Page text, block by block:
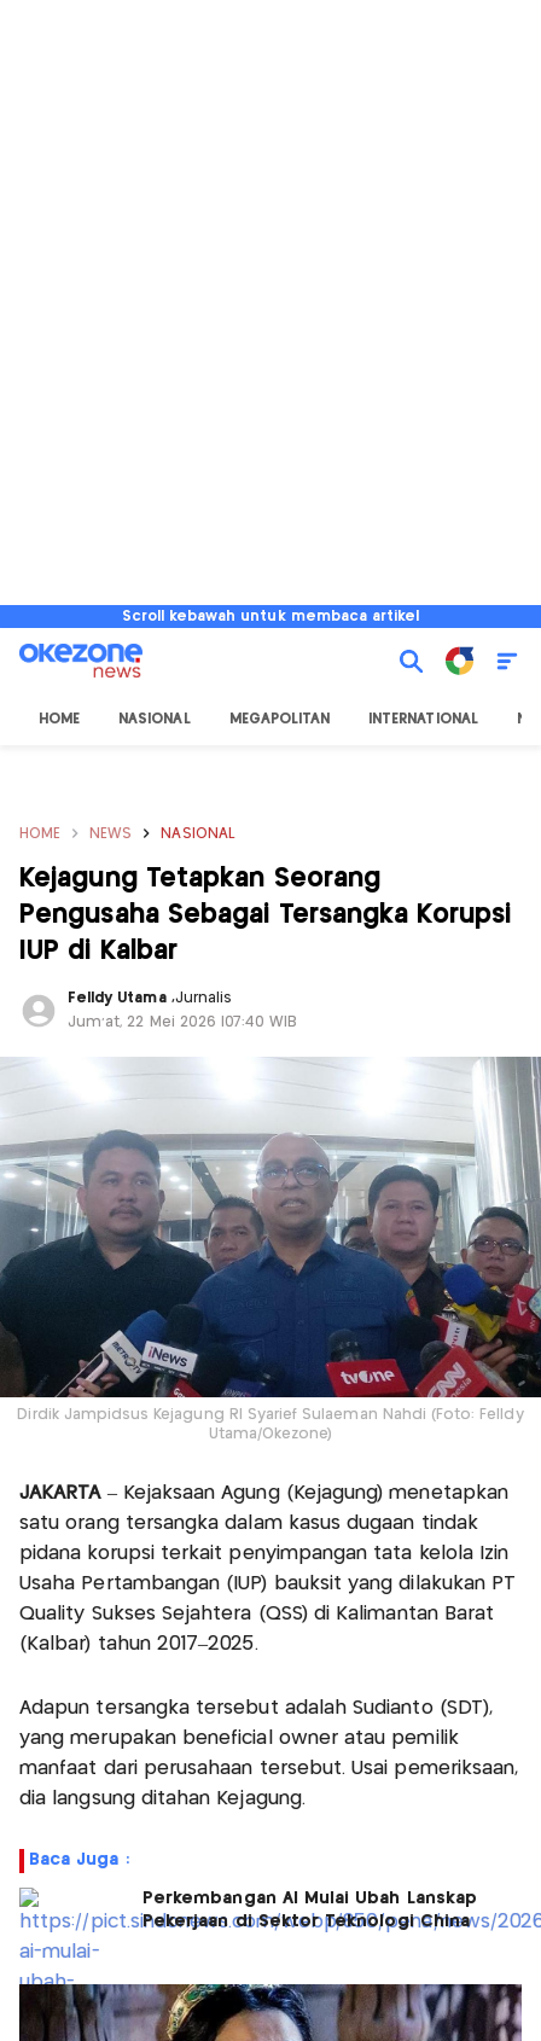
Scroll kebawah untuk membaca artikel
HOME NASIONAL MEGAPOLITAN INTERNATIONAL
HOME NEWS NASIONAL
Kejagung Tetapkan Seorang
Pengusaha Sebagai Tersangka Korupsi
IUP di Kalbar
Felldy Utama ,Jurnalis
Jum'at, 22 Mei 2026 |07:40 WIB
Dirdik Jampidsus Kejagung RI Syarief Sulaeman Nahdi (Foto: Felldy
Utama/Okezone)
JAKARTA– Kejaksaan Agung (Kejagung) menetapkan
satu orang tersangka dalam kasus dugaan tindak
pidana korupsi terkait penyimpangan tata kelola Izin
Usaha Pertambangan (IUP) bauksit yang dilakukan PT
Quality Sukses Sejahtera (QSS) di Kalimantan Barat
(Kalbar) tahun 2017–2025.
Adapun tersangka tersebut adalah Sudianto (SDT),
yang merupakan beneficial owner atau pemilik
manfaat dari perusahaan tersebut. Usai pemeriksaan,
dia langsung ditahan Kejagung.
Baca Juga :
Perkembangan AI Mulai Ubah Lanskap
Pekerjaan di Sektor Teknologi China